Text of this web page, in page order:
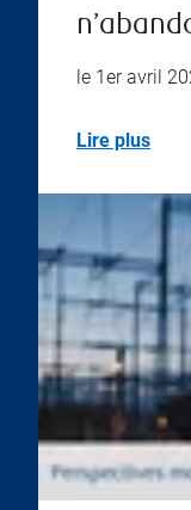
le 1er avril
Lire plus